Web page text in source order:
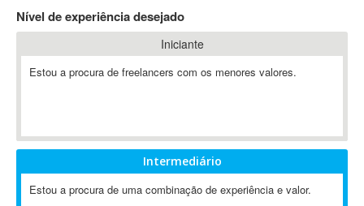
A2Billing
AAUS Scientific Diver
ABAP
ABIS
Ableton
Ableton Live
Nível de experiência desejado
Iniciante
Estou a procura de freelancers com os menores valores.
Intermediário
Estou a procura de uma combinação de experiência e valor.